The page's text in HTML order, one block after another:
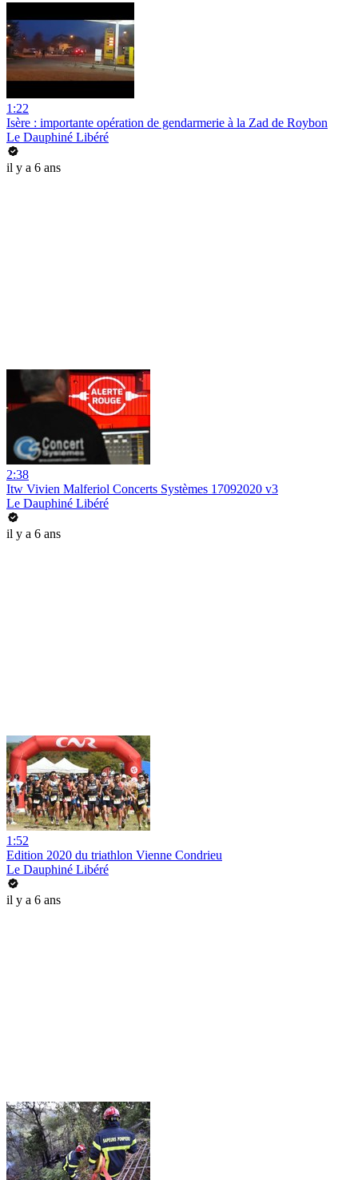
1:22
Isère : importante opération de gendarmerie à la Zad de Roybon
Le Dauphiné Libéré
il y a 6 ans
2:38
Itw Vivien Malferiol Concerts Systèmes 17092020 v3
Le Dauphiné Libéré
il y a 6 ans
1:52
Edition 2020 du triathlon Vienne Condrieu
Le Dauphiné Libéré
il y a 6 ans